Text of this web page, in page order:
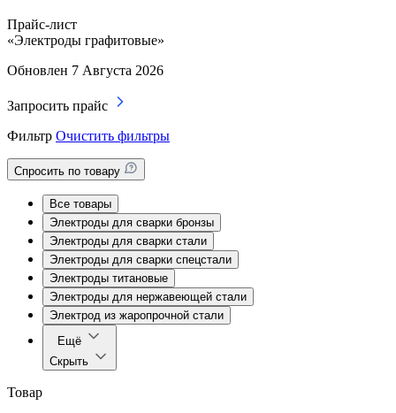
Прайс-лист
«Электроды графитовые»
Обновлен 7 Августа 2026
Запросить прайс
Фильтр Очистить фильтры
Спросить по товару
Все товары
Электроды для сварки бронзы
Электроды для сварки стали
Электроды для сварки спецстали
Электроды титановые
Электроды для нержавеющей стали
Электрод из жаропрочной стали
Ещё
Скрыть
Товар